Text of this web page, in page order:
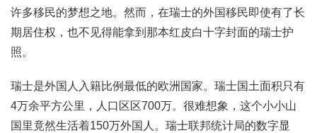
许多移民的梦想之地。然而，在瑞士的外国移民即使有了长
期居住权，也不见得能拿到那本红皮白十字封面的瑞士护
照。
瑞士是外国人入籍比例最低的欧洲国家。瑞士国土面积只有
4万余平方公里，人口区区700万。很难想象，这个小小山
国里竟然生活着150万外国人。瑞士联邦统计局的数字显